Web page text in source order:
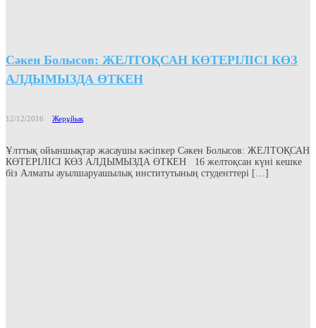
Сәкен Болысов: ЖЕЛТОҚСАН КӨТЕРІЛІСІ КӨЗ
АЛДЫМЫЗДА ӨТКЕН
12/12/2016 Жерұйық
Ұлттық ойыншықтар жасаушы кәсіпкер Сәкен Болысов: ЖЕЛТОҚСАН
КӨТЕРІЛІСІ КӨЗ АЛДЫМЫЗДА ӨТКЕН 16 желтоқсан күні кешке
біз Алматы ауылшаруашылық институтының студенттері […]